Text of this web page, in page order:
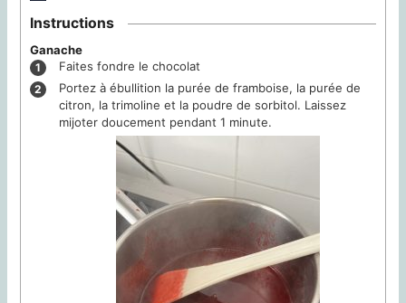
Instructions
Ganache
Faites fondre le chocolat
Portez à ébullition la purée de framboise, la purée de
citron, la trimoline et la poudre de sorbitol. Laissez
mijoter doucement pendant 1 minute.